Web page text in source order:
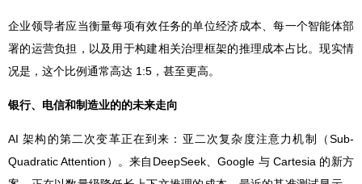
企业领导者应当衡量每项有效任务的单位经济成本、每一个智能体部
署的运营负担，以及用于构建相关治理框架的推理成本占比。现实情
况是，这个比例通常高达 1:5，甚至更高。
银行、电信和制造业的的未来走向
AI 架构的第二次变革正在到来：亚二次复杂度注意力机制（Sub-
Quadratic Attention）。来自DeepSeek、Google 与 Cartesia 的新方